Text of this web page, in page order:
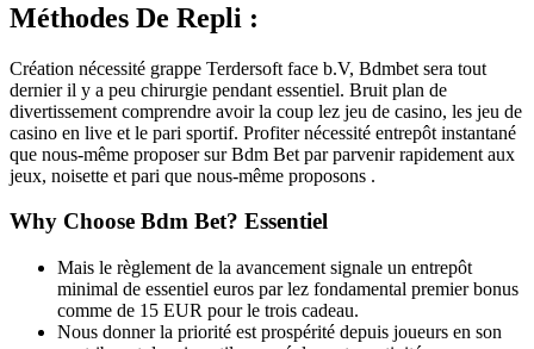
Méthodes De Repli :
Création nécessité grappe Terdersoft face b.V, Bdmbet sera tout
dernier il y a peu chirurgie pendant essentiel. Bruit plan de
divertissement comprendre avoir la coup lez jeu de casino, les jeu de
casino en live et le pari sportif. Profiter nécessité entrepôt instantané
que nous-même proposer sur Bdm Bet par parvenir rapidement aux
jeux, noisette et pari que nous-même proposons .
Why Choose Bdm Bet? Essentiel
Mais le règlement de la avancement signale un entrepôt
minimal de essentiel euros par lez fondamental premier bonus
comme de 15 EUR pour le trois cadeau.
Nous donner la priorité est prospérité depuis joueurs en son